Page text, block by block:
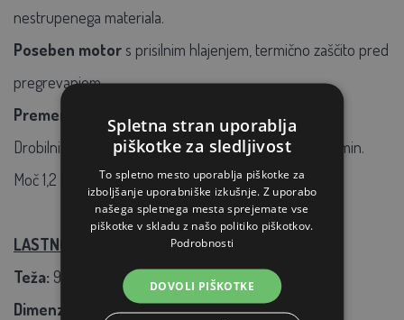
nestrupenega materiala.
Poseben motors prisilnim hlajenjem, termično zaščito pred
pregrevanjem.
Premer sit v paketu:
0,8 mm, 1,5 mm, 3 mm.
Drobilnik je enostopenjski, največja hitrost 16000 vrt/min.
Moč 1,2 kW - 1,6 KM.
LASTNOSTI IZDELKA
Teža: 9Kg
Dimenzije:
43x43x65 cm
Spletna stran uporablja
piškotke za sledljivost
To spletno mesto uporablja piškotke za
izboljšanje uporabniške izkušnje. Z uporabo
našega spletnega mesta sprejemate vse
piškotke v skladu z našo politiko piškotkov.
Podrobnosti
DOVOLI PIŠKOTKE